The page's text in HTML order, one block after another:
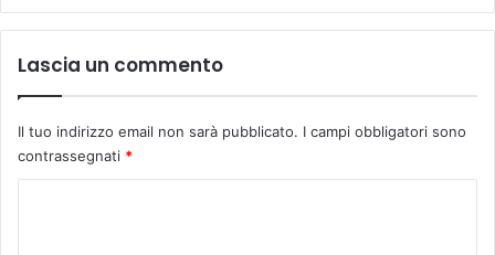
8
m
r
z
o
Lascia un commento
Il tuo indirizzo email non sarà pubblicato. I campi obbligatori sono
contrassegnati *